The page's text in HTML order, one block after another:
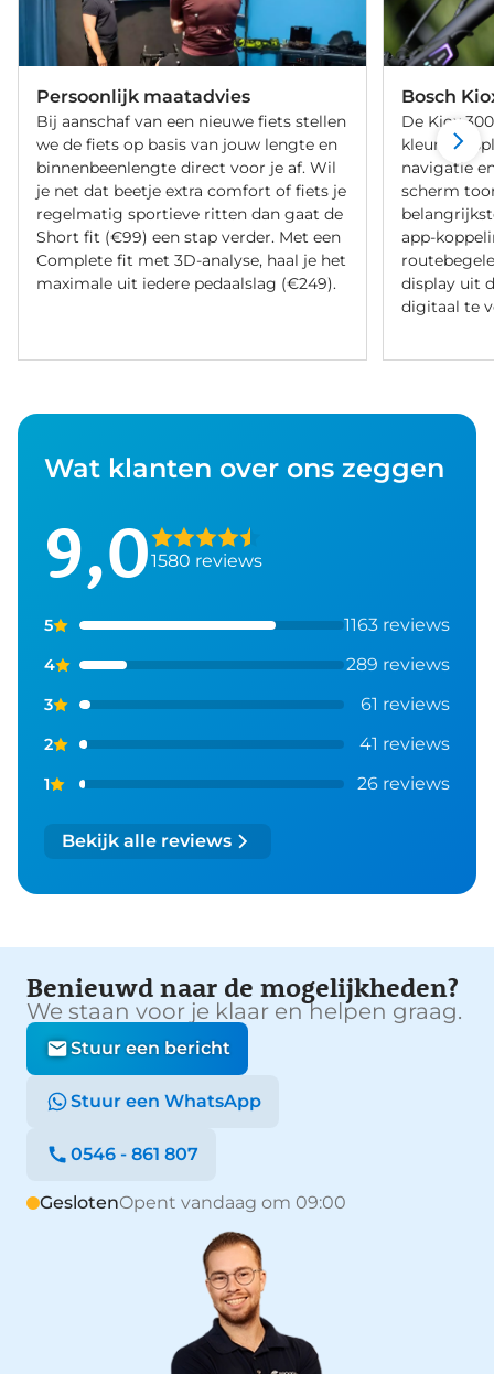
Persoonlijk maatadvies
Bij aanschaf van een nieuwe fiets stellen
we de fiets op basis van jouw lengte en
binnenbeenlengte direct voor je af. Wil
je net dat beetje extra comfort of fiets je
regelmatig sportieve ritten dan gaat de
Short fit (€99) een stap verder. Met een
Complete fit met 3D-analyse, haal je het
maximale uit iedere pedaalslag (€249).
Bosch
De Kiox
navigatie
scherm
app-
display uit
digitaal te
Wat klanten over ons zeggen
9,01580 reviews
5 1163 reviews
4 289 reviews
3 61 reviews
2 41 reviews
1 26 reviews
Bekijk alle reviews
Benieuwd naar de mogelijkheden?
We staan voor je klaar en helpen graag.
Stuur een bericht
Stuur een WhatsApp
0546 - 861 807
GeslotenOpent vandaag om 09:00